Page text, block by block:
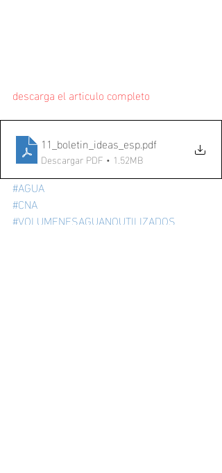
descarga el articulo completo
11_boletin_ideas_esp.pdf
Descargar PDF • 1.52MB
#AGUA
#CNA
#VOLUMENESAGUANOUTILIZADOS